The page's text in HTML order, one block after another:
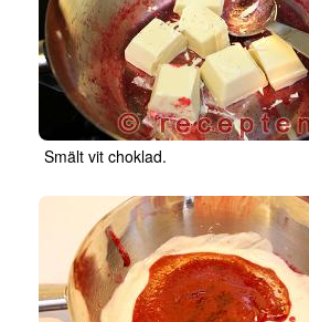
Smält vit choklad.